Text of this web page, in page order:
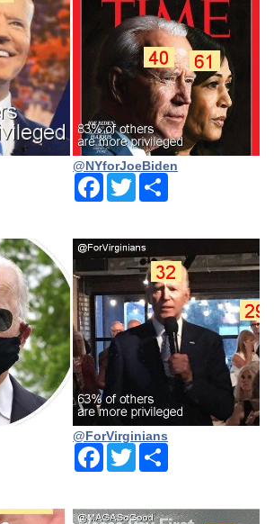
@NYforJoeBiden
Facebook
TwitterShare
@ForVirginians
Facebook
TwitterShare